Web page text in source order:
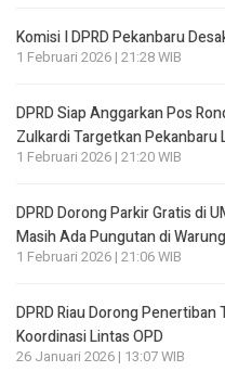
Komisi I DPRD Pekanbaru
1 Februari 2026 | 21:28 WIB
DPRD Siap Anggarkan Pos
Zulkardi Targetkan Pekanbaru
1 Februari 2026 | 21:20 WIB
DPRD Dorong Parkir Gratis di
Masih Ada Pungutan di
1 Februari 2026 | 21:06 WIB
DPRD Riau Dorong
Koordinasi Lintas OPD
26 Januari 2026 | 13:07 WIB